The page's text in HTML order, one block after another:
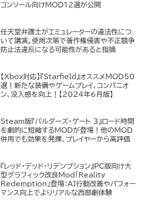
コンソール向けMOD12選が公開
任天堂弁護士がエミュレーターの違法性につ
いて講演。使用次第で著作権侵害や不正競争
防止法違反になる可能性があると指摘
【Xbox対応】『Starfield』オススメMOD50
選！新たな装備やゲームプレイ、コンパニオ
ン、没入感を向上！【2024年6月版】
Steam版『バルダーズ・ゲート 3』ロード時間
を劇的に短縮するMODが登場！他のMOD
併用でも効果を発揮、プレイヤーから高評価
『レッド・デッド・リデンプション』PC版向け大
型グラフィック改良Mod「Reality
Redemption」登場：AI行動改善やパフォー
マンス向上でよりリアルな西部劇体験